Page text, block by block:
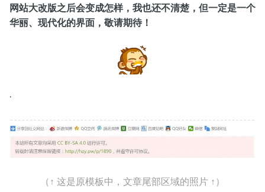
网站大改版之后会变成怎样，我也还不清楚，但一定是一个
华丽、现代化的界面，敬请期待！
·
（↑ 这是原模板中，文章尾部区域的照片 ↑）